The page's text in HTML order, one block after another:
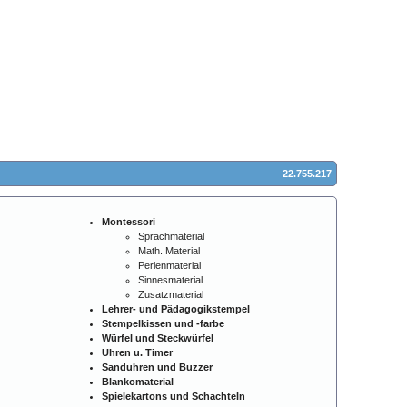
22.755.217
Montessori
Sprachmaterial
Math. Material
Perlenmaterial
Sinnesmaterial
Zusatzmaterial
Lehrer- und Pädagogikstempel
Stempelkissen und -farbe
Würfel und Steckwürfel
Uhren u. Timer
Sanduhren und Buzzer
Blankomaterial
Spielekartons und Schachteln